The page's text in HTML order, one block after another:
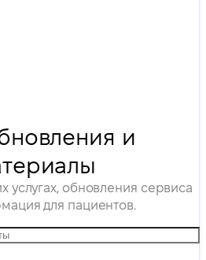
и
услугах, обновления сервиса
для пациентов.